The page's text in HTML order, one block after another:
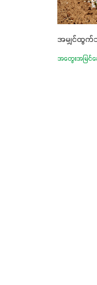
အမျှင်ထွက်သီ
အတွေးအမြင်ဆေ